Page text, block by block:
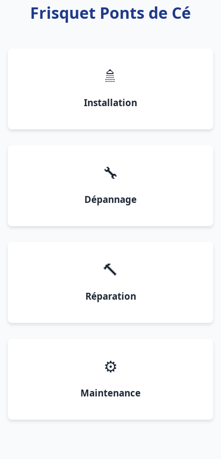
Frisquet Ponts de Cé
🚿
Installation
🔧
Dépannage
🔨
Réparation
⚙️
Maintenance